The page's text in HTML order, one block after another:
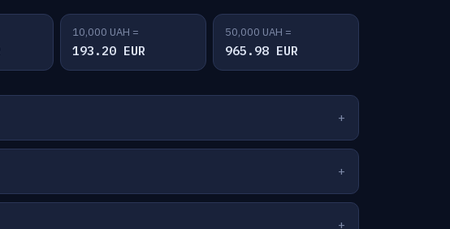
10,000 UAH =
193.20 EUR
50,000 UAH =
965.98 EUR